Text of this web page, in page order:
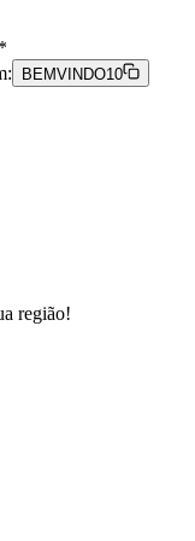
BEMVINDO10
região!